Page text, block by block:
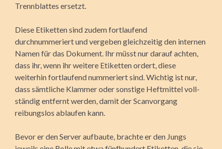
Trennblattes ersetzt.
Diese Etiketten sind zudem fortlaufend
durchnummeriert und vergeben gleichzeitig den internen
Namen für das Dokument. Ihr müsst nur darauf achten,
dass ihr, wenn ihr weitere Etiketten ordert, diese
weiterhin fortlaufend nummeriert sind. Wichtig ist nur,
dass sämtliche Klammer oder sonstige Heftmittel voll­
ständig entfernt werden, damit der Scanvorgang
reibungslos ablaufen kann.
Bevor er den Server aufbaute, brachte er den Jungs